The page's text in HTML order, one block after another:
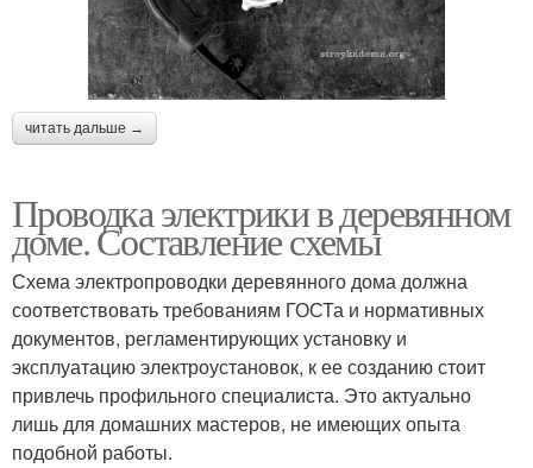
читать дальше →
Проводка электрики в деревянном
доме. Составление схемы
Схема электропроводки деревянного дома должна
соответствовать требованиям ГОСТа и нормативных
документов, регламентирующих установку и
эксплуатацию электроустановок, к ее созданию стоит
привлечь профильного специалиста. Это актуально
лишь для домашних мастеров, не имеющих опыта
подобной работы.